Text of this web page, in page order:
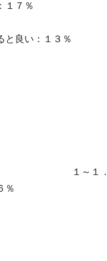
１７％
と良い：１３％
４％ １～１．５